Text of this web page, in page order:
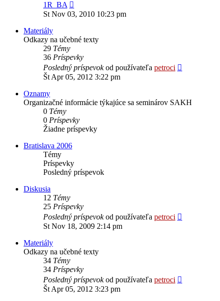
1R_BA
posledný
St Nov 03, 2010 10:23 pm
Materiály
Odkazy na učebné texty
29 Témy
36 Príspevky
Posledný príspevokod používateľa petroci
Št Apr 05, 2012 3:22 pm
Oznamy
Organizačné informácie týkajúce sa seminárov SAKH
0 Témy
0 Príspevky
Žiadne príspevky
Bratislava 2006
Témy
Príspevky
Posledný príspevok
Diskusia
12 Témy
25 Príspevky
Posledný príspevokod používateľa petroci
St Nov 18, 2009 2:14 pm
Materiály
Odkazy na učebné texty
34 Témy
34 Príspevky
Posledný príspevokod používateľa petroci
Št Apr 05, 2012 3:23 pm